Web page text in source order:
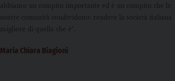
abbiamo un compito importante ed è un compito che le
nostre comunità condividono: rendere la società italiana
migliore di quella che è”.
Maria Chiara Biagioni